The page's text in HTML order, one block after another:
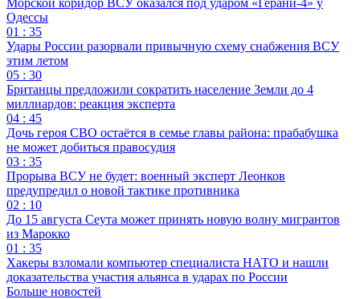
Одессы
01 : 35
Удары России разорвали привычную схему снабжения ВСУ
этим летом
05 : 30
Британцы предложили сократить население Земли до 4
миллиардов: реакция эксперта
04 : 45
Дочь героя СВО остаётся в семье главы района: прабабушка
не может добиться правосудия
03 : 35
Прорыва ВСУ не будет: военный эксперт Леонков
предупредил о новой тактике противника
02 : 10
До 15 августа Сеута может принять новую волну мигрантов
из Марокко
01 : 35
Хакеры взломали компьютер специалиста НАТО и нашли
доказательства участия альянса в ударах по России
Больше новостей